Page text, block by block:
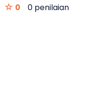
0 0 penilaian